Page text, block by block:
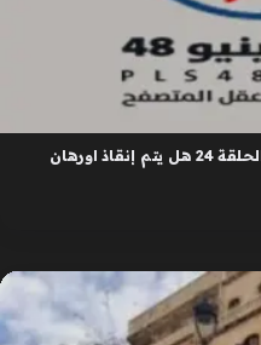
موعد عرض مسلسل المؤسس اورهان الحلقة 24 هل يتم إنقاذ اورهان